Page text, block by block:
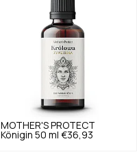
MOTHER'S PROTECT
Königin 50 ml €36,93